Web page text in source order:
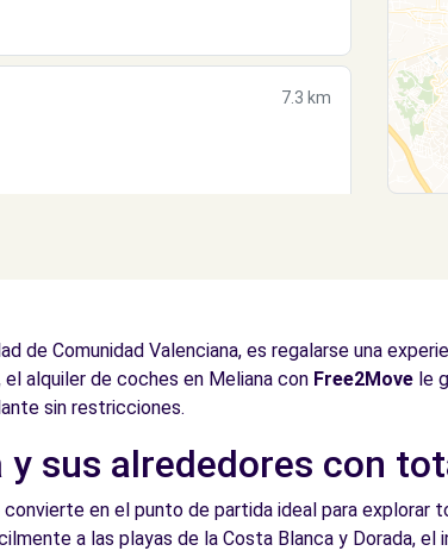
7.3 km
de Comunidad Valenciana, es regalarse una
alquiler de coches en Meliana con Free2Move le
sin restricciones.
y sus alrededores con
en el punto de partida ideal para explorar
a las playas de la Costa Blanca y Dorada, el